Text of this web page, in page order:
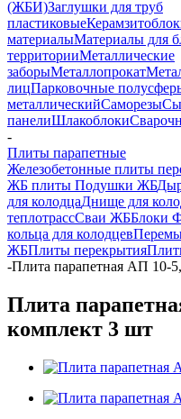
(ЖБИ)Заглушки для труб
пластиковые
материалыМатериалы для
территорииМеталлические
заборыМеталлопрокат
лицПарковочные
металлическийСаморезы
панелиШлакоблоки
-
Плиты парапетные
Железобетонные плиты
ЖБ плиты Подушки ЖБ
для колодцаДнище для
теплотрассСваи ЖББлоки
кольца для колодцев
ЖБПлиты перекрытия
-Плита парапетная АП 10-
Плита
комплект 3 шт